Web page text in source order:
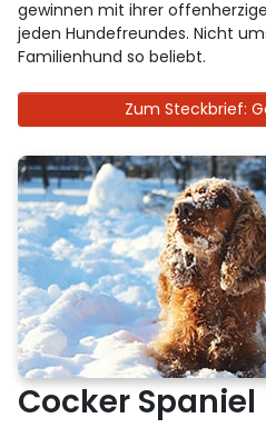
gewinnen mit ihrer
jeden Hundefreundes. Nicht
Familienhund so beliebt.
Zum Steckbrief:
Cocker Spaniel